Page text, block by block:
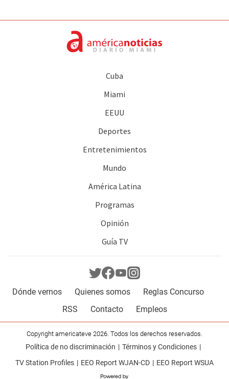
Cuba
Miami
EEUU
Deportes
Entretenimientos
Mundo
América Latina
Programas
Opinión
Guía TV
Dónde vernos Quienes somos
Reglas Concurso
RSS
Contacto Empleos
Copyright americateve 2026. Todos los derechos reservados.
Política de no discriminación
Términos y Condiciones
TV Station Profiles
EEO Report WJAN-CD EEO Report WSUA